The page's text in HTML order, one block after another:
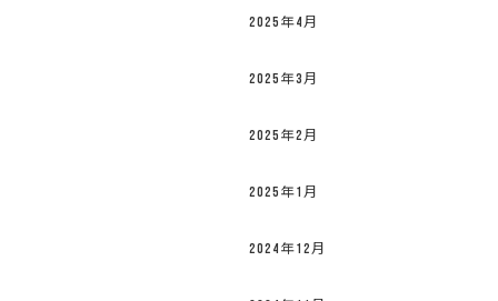
2025年4月
2025年3月
2025年2月
2025年1月
2024年12月